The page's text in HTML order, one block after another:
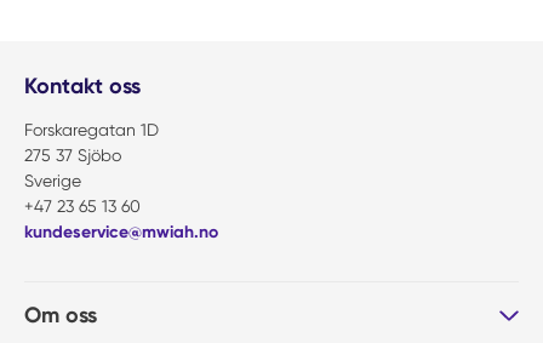
Kontakt oss
Forskaregatan 1D
275 37 Sjöbo
Sverige
+47 23 65 13 60
kundeservice@mwiah.no
Om oss